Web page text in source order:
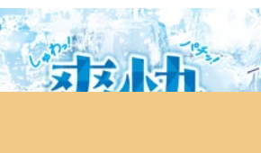
◆店頭でのお水の提供が終了致しました。
水分はご持参頂きますよう宜しくお願い致
ーーーーーーーーーーーーーーーーーーー